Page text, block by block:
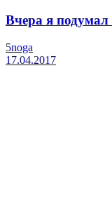
Вчера я подумал
5noga
17.04.2017